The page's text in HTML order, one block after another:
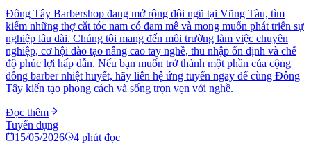
Đông Tây Barbershop đang mở rộng đội ngũ tại Vũng Tàu, tìm
kiếm những thợ cắt tóc nam có đam mê và mong muốn phát triển sự
nghiệp lâu dài. Chúng tôi mang đến môi trường làm việc chuyên
nghiệp, cơ hội đào tạo nâng cao tay nghề, thu nhập ổn định và chế
độ phúc lợi hấp dẫn. Nếu bạn muốn trở thành một phần của cộng
đồng barber nhiệt huyết, hãy liên hệ ứng tuyển ngay để cùng Đông
Tây kiến tạo phong cách và sống trọn vẹn với nghề.
Đọc thêm
Tuyển dụng
15/05/2026
4 phút đọc